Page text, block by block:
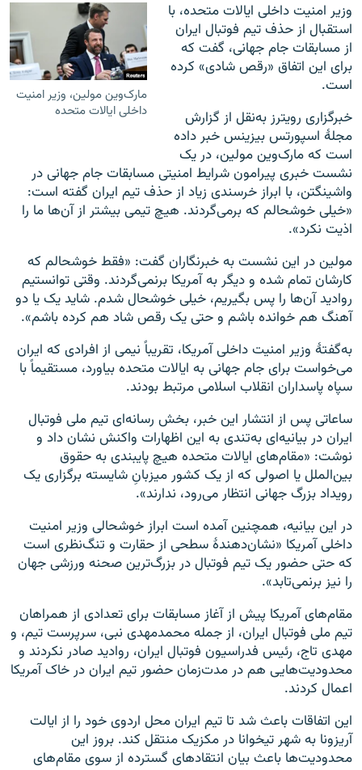
مارک‌وین مولین، وزیر امنیت
داخلی ایالات متحده
وزیر امنیت داخلی ایالات متحده، با
استقبال از حذف تیم فوتبال ایران
از مسابقات جام جهانی، گفت که
برای این اتفاق «رقص شادی» کرده
است.
خبرگزاری رویترز به‌نقل از گزارش
مجلهٔ اسپورتس بیزینس خبر داده
است که مارک‌وین مولین، در یک
نشست خبری پیرامون شرایط امنیتی مسابقات جام جهانی در
واشینگتن، با ابراز خرسندی زیاد از حذف تیم ایران گفته است:
«خیلی خوشحالم که برمی‌گردند. هیچ تیمی بیشتر از آن‌ها ما را
اذیت نکرد».
مولین در این نشست به خبرنگاران گفت: «فقط خوشحالم که
کارشان تمام شده و دیگر به آمریکا برنمی‌گردند. وقتی توانستیم
روادید آن‌ها را پس بگیریم، خیلی خوشحال شدم. شاید یک یا دو
آهنگ هم خوانده باشم و حتی یک رقص شاد هم کرده باشم».
به‌گفتۀ وزیر امنیت داخلی آمریکا، تقریباً نیمی از افرادی که ایران
می‌خواست برای جام جهانی به ایالات متحده بیاورد، مستقیماً با
سپاه پاسداران انقلاب اسلامی مرتبط بودند.
ساعاتی پس از انتشار این خبر، بخش رسانه‌ای تیم ملی فوتبال
ایران در بیانیه‌ای به‌تندی به این اظهارات واکنش نشان داد و
نوشت: «مقام‌های ایالات متحده هیچ پایبندی‌ به حقوق
بین‌الملل یا اصولی که از یک کشور میزبانِ شایسته برگزاری یک
رویداد بزرگ جهانی انتظار می‌رود، ندارند».
در این بیانیه، همچنین آمده است ابراز خوشحالی وزیر امنیت
داخلی آمریکا «نشان‌دهندهٔ سطحی از حقارت و تنگ‌نظری است
که حتی حضور یک تیم فوتبال در بزرگ‌ترین صحنه ورزشی جهان
را نیز برنمی‌تابد».
مقام‌های آمریکا پیش از آغاز مسابقات برای تعدادی از همراهان
تیم ملی فوتبال ایران، از جمله محمدمهدی نبی، سرپرست تیم، و
مهدی تاج، رئیس فدراسیون فوتبال ایران، روادید صادر نکردند و
محدودیت‌هایی هم در مدت‌زمان حضور تیم ایران در خاک آمریکا
اعمال کردند.
این اتفاقات باعث شد تا تیم ایران محل اردوی خود را از ایالت
آریزونا به شهر تیخوانا در مکزیک منتقل کند. بروز این
محدودیت‌ها باعث بیان انتقادهای گسترده از سوی مقام‌های